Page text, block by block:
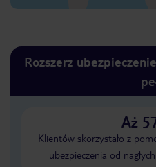
Rozszerz
Aż
Klientów skorzystało z
ubezpieczenia od